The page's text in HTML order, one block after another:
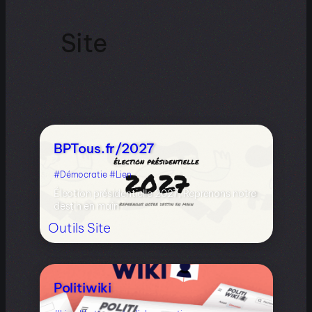
Site
BPTous.fr/2027
Démocratie Lien
Élection présidentielle 2027, Reprenons notre
destin en main
Outils Site
Politiwiki